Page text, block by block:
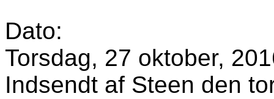
Dato:
Torsdag, 27 oktober,
Indsendt af Steen den